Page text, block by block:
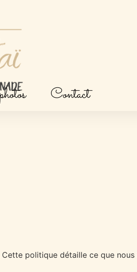
Contact
politique détaille ce que